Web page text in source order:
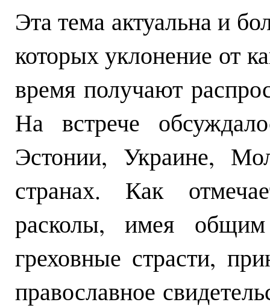
Эта тема актуальна и
которых уклонение от
время получают
На встрече
Эстонии, Украине,
странах. Как
расколы, имея
греховные страсти,
православное